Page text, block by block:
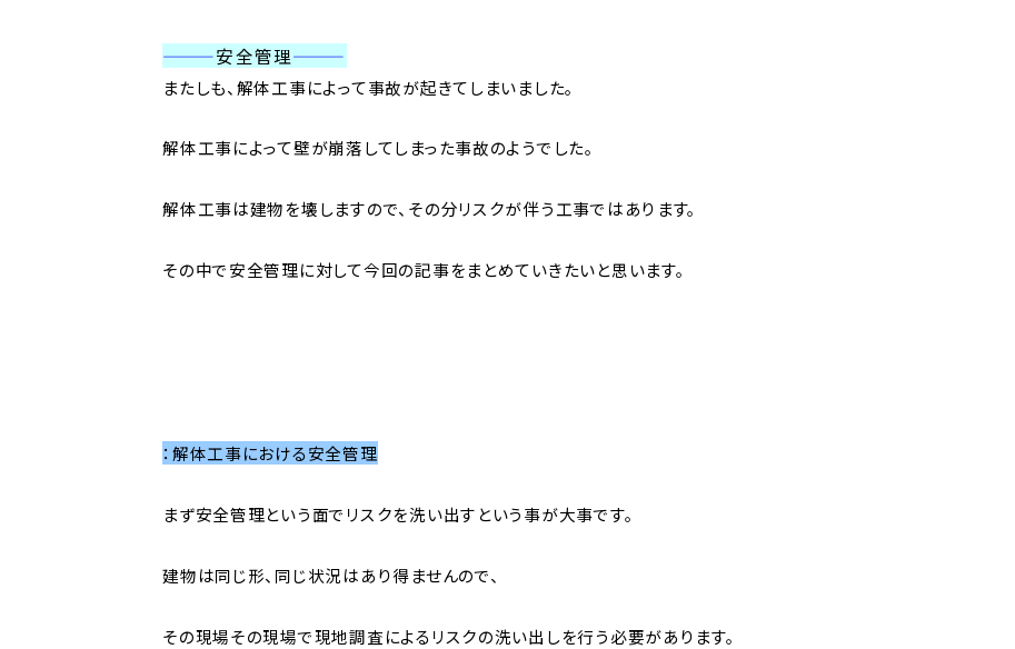
———安全管理———
またしも、解体工事によって事故が起きてしまいました。
解体工事によって壁が崩落してしまった事故のようでした。
解体工事は建物を壊しますので、その分リスクが伴う工事ではあります。
その中で安全管理に対して今回の記事をまとめていきたいと思います。
：解体工事における安全管理
まず安全管理という面でリスクを洗い出すという事が大事です。
建物は同じ形、同じ状況はあり得ませんので、
その現場その現場で現地調査によるリスクの洗い出しを行う必要があります。